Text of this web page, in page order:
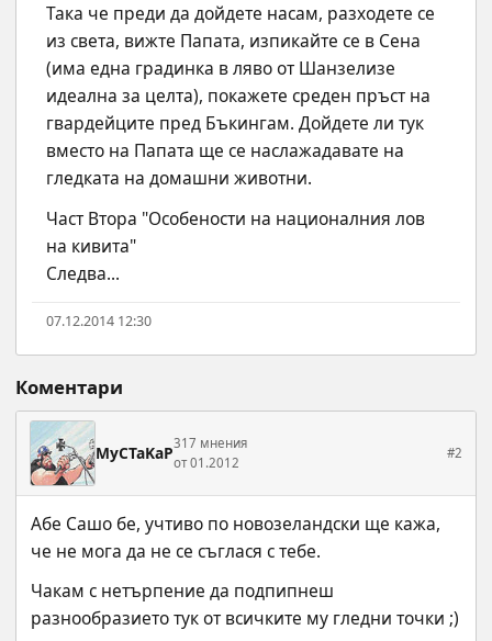
Така че преди да дойдете насам, разходете се
из света, вижте Папата, изпикайте се в Сена
(има една градинка в ляво от Шанзелизе
идеална за целта), покажете среден пръст на
гвардейците пред Бъкингам. Дойдете ли тук
вместо на Папата ще се наслажадавате на
гледката на домашни животни.
Част Втора "Особености на националния лов
на кивита"
Следва...
07.12.2014 12:30
Коментари
MyCTaKaP317 мнения
от 01.2012
#2
Абе Сашо бе, учтиво по новозеландски ще кажа,
че не мога да не се съглася с тебе.
Чакам с нетърпение да подпипнеш
разнообразието тук от всичките му гледни точки ;)